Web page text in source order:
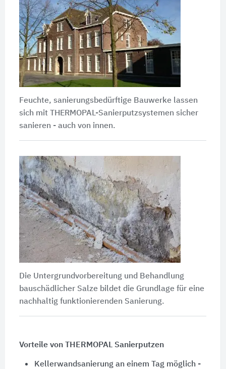
Feuchte, sanierungsbedürftige Bauwerke lassen
sich mit THERMOPAL-Sanierputzsystemen sicher
sanieren - auch von innen.
Die Untergrundvorbereitung und Behandlung
bauschädlicher Salze bildet die Grundlage für eine
nachhaltig funktionierenden Sanierung.
Vorteile von THERMOPAL Sanierputzen
Kellerwandsanierung an einem Tag möglich -